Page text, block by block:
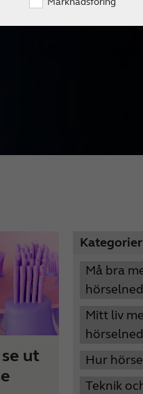
ut
Kategorier
Må bra
Mitt liv
Hur
Teknik